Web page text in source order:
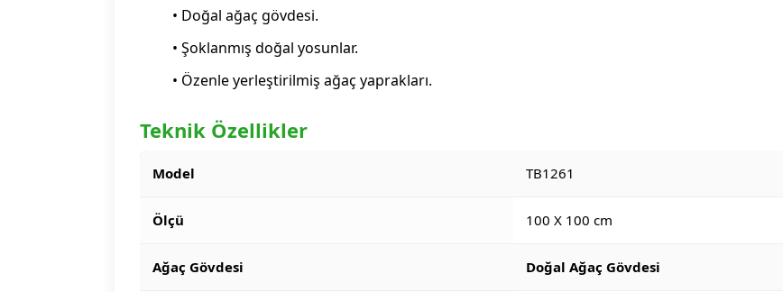
• Doğal ağaç gövdesi.
• Şoklanmış doğal yosunlar.
• Özenle yerleştirilmiş ağaç yaprakları.
Teknik Özellikler
Model TB1261
Ölçü 100 X 100 cm
Ağaç Gövdesi Doğal Ağaç Gövdesi